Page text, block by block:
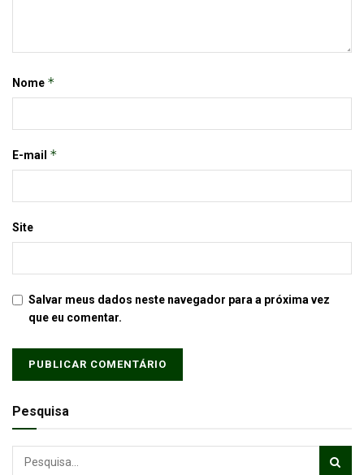
Nome *
E-mail *
Site
Salvar meus dados neste navegador para a próxima vez
que eu comentar.
Pesquisa